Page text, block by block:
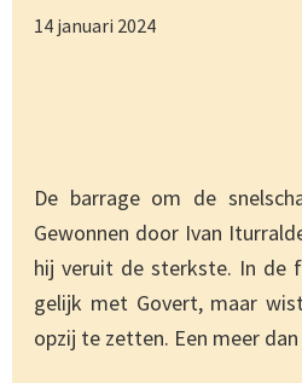
14 januari 2024
De barrage om de
Gewonnen door Ivan
hij veruit de sterkste. In de
gelijk met Govert, maar
opzij te zetten. Een meer